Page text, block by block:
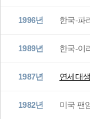
1996년 한국-파
1989년 한국-이
1987년 연세대
1982년 미국 팬